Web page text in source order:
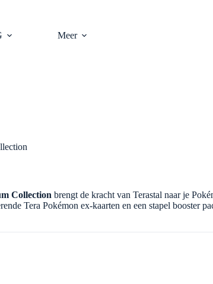
Meer
Collection brengt de kracht van Terastal naar je
Tera Pokémon ex-kaarten en een stapel booster